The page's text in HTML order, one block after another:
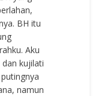
BH itu
Aku
kujilati
namun